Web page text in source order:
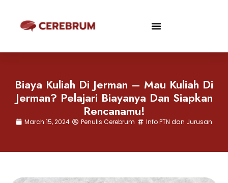
Biaya Kuliah Di Jerman – Mau Kuliah Di
Jerman? Pelajari Biayanya Dan Siapkan
Rencanamu!
March 15, 2024 Penulis Cerebrum Info PTN dan Jurusan